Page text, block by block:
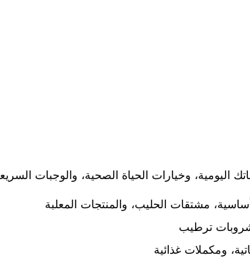
اليومية، وخيارات الحياة الصحية، والوجبات
مشتقات الحليب، والمنتجات المعلبة
ترطيب
ومكملات غذائية